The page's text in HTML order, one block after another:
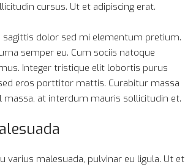
cursus. Ut et adipiscing erat.
sagittis dolor sed mi elementum pretium.
semper eu. Cum sociis natoque
Integer tristique elit lobortis purus
eros porttitor mattis. Curabitur massa
at interdum mauris sollicitudin et.
malesuada, pulvinar eu ligula. Ut et